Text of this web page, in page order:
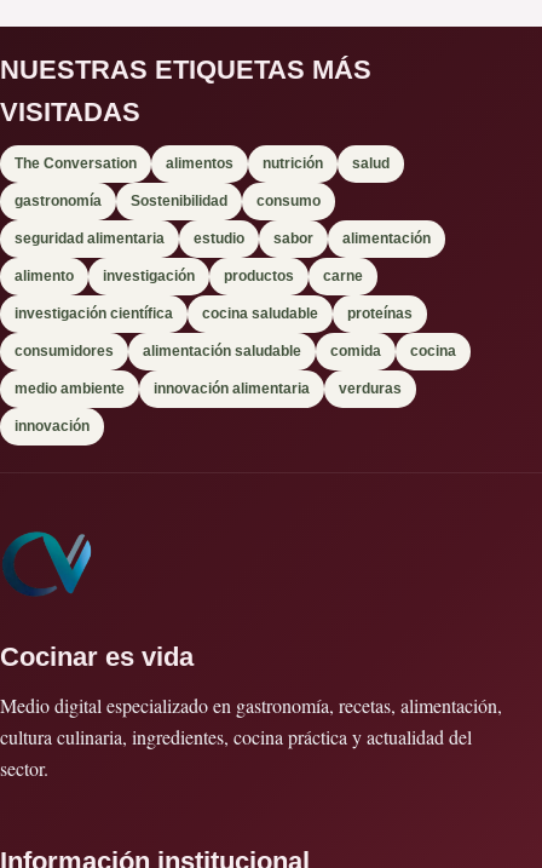
NUESTRAS ETIQUETAS MÁS
VISITADAS
The Conversation alimentos nutrición salud
gastronomía Sostenibilidad consumo
seguridad alimentaria estudio sabor alimentación
alimento investigación productos carne
investigación científica cocina saludable proteínas
consumidores alimentación saludable comida cocina
medio ambiente innovación alimentaria verduras
innovación
Cocinar es vida
Medio digital especializado en gastronomía, recetas, alimentación,
cultura culinaria, ingredientes, cocina práctica y actualidad del
sector.
Información institucional